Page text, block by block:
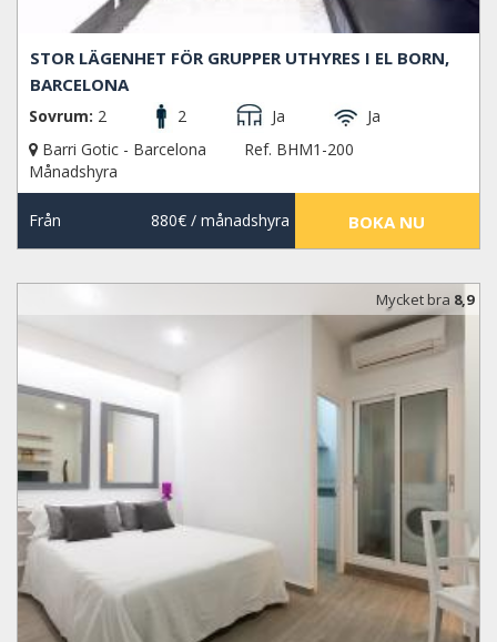
STOR LÄGENHET FÖR GRUPPER UTHYRES I EL BORN,
BARCELONA
Sovrum: 2 2 Ja
Ja
Barri Gotic - Barcelona
Ref. BHM1-200
Månadshyra
Från 880€/ månadshyra BOKA NU
Mycket bra 8,9